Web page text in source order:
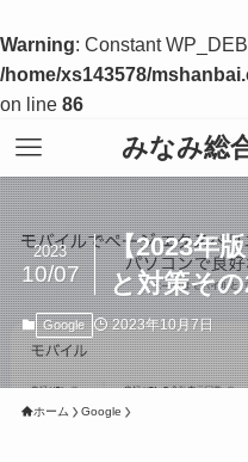
Warning: Constant
/home/xs143578/
on line 86
みなみ総
【2023年
と対策そ
2023
10/07
Google 2023年10月7日
ホーム Google